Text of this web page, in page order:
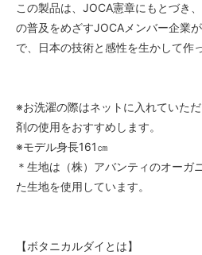
この製品は、JOCA憲章にもとづき
の普及をめざすJOCAメンバー企業
で、日本の技術と感性を生かして作
※お洗濯の際はネットに入れていた
剤の使用をおすすめします。
※モデル身長161㎝
＊生地は（株）アバンティのオーガ
た生地を使用しています。
【ボタニカルダイとは】